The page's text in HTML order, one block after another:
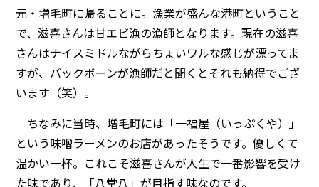
元・増毛町に帰ることに。漁業が盛んな港町ということ
で、滋喜さんは甘エビ漁の漁師となります。現在の滋喜
さんはナイスミドルながらちょいワルな感じが漂ってま
すが、バックボーンが漁師だと聞くとそれも納得でござ
います（笑）。
ちなみに当時、増毛町には「一福屋（いっぷくや）」
という味噌ラーメンのお店があったそうです。優しくて
温かい一杯。これこそ滋喜さんが人生で一番影響を受け
た味であり、「八堂八」が目指す味なのです。